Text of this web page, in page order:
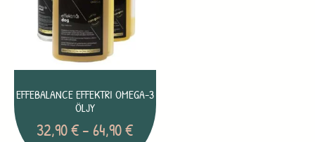
EFFEBALANCE EFFEKTRI OMEGA-3
ÖLJY
32,90€– 64,90€